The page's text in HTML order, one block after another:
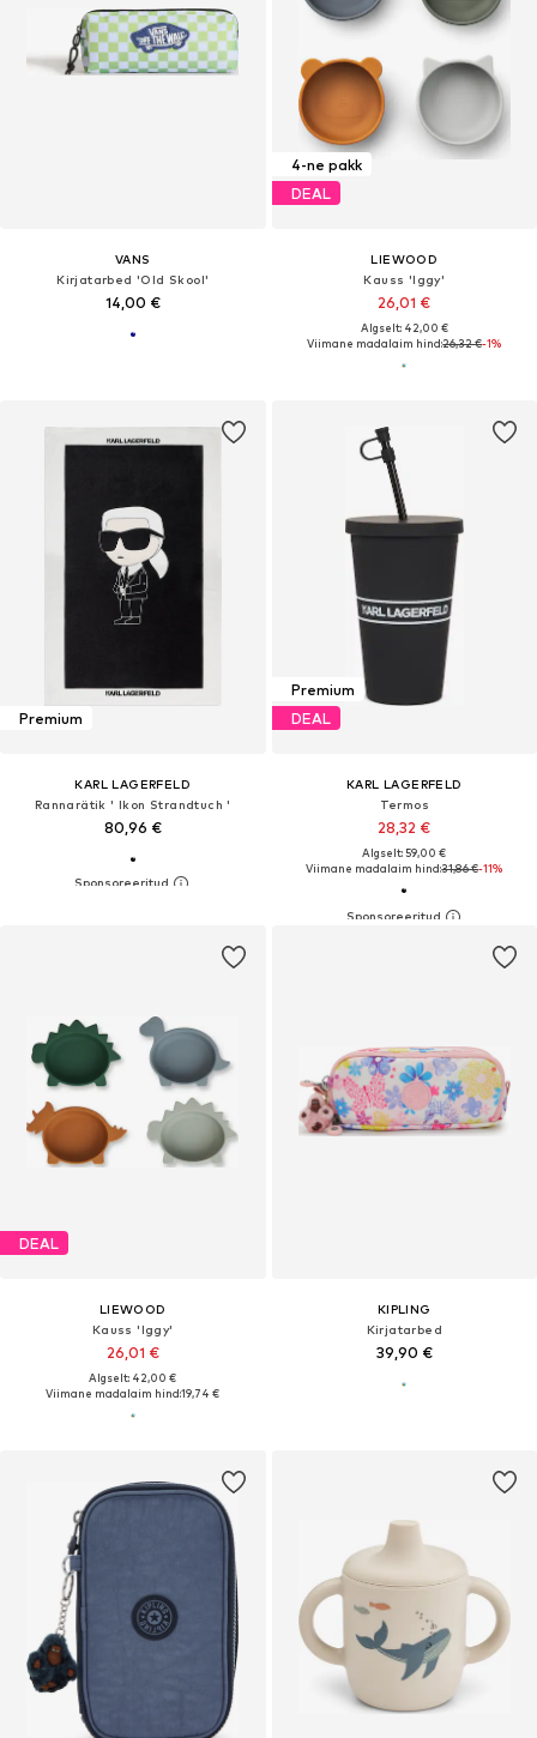
VANS
Kirjatarbed 'Old Skool'
14,00 €
4-ne pakk
DEAL
LIEWOOD
Kauss 'Iggy'
26,01 €
Algselt: 42,00 €
Viimane madalaim hind:26,32 €-1%
Premium
KARL LAGERFELD
Rannarätik ' Ikon Strandtuch '
80,96 €
Premium
DEAL
KARL LAGERFELD
Termos
28,32 €
Algselt: 59,00 €
Viimane madalaim hind:31,86 €-11%
DEAL
LIEWOOD
Kauss 'Iggy'
26,01 €
Algselt: 42,00 €
Viimane madalaim hind:19,74 €
KIPLING
Kirjatarbed
39,90 €